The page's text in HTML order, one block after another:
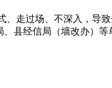
走过场、不深入，导
县经信局（墙改办）